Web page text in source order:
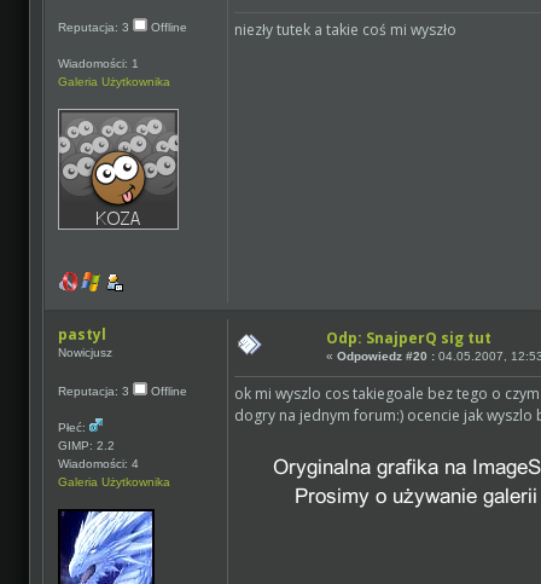
Reputacja: 3 Offline
Wiadomości: 1
Galeria Użytkownika
niezły tutek a takie coś mi wyszło
pastyl
Nowicjusz
Reputacja: 3 Offline
Płeć:
GIMP: 2.2
Wiadomości: 4
Galeria Użytkownika
Odp: SnajperQ sig tut
«Odpowiedz #20 : 04.05.2007,
ok mi wyszlo cos takiegoale bez tego o
dogry na jednym forum:) ocencie jak